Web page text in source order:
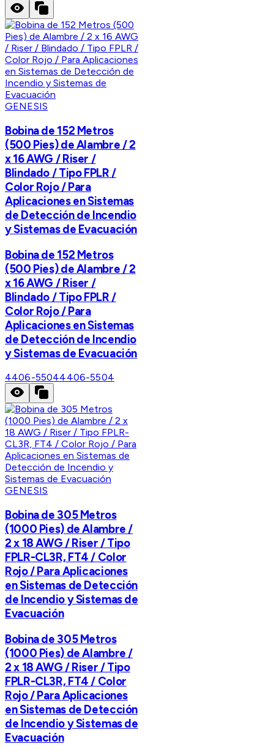
GENESIS
Bobina de 152 Metros
(500 Pies) de Alambre / 2
x 16 AWG / Riser /
Blindado / Tipo FPLR /
Color Rojo / Para
Aplicaciones en Sistemas
de Detección de Incendio
y Sistemas de Evacuación
Bobina de 152 Metros
(500 Pies) de Alambre / 2
x 16 AWG / Riser /
Blindado / Tipo FPLR /
Color Rojo / Para
Aplicaciones en Sistemas
de Detección de Incendio
y Sistemas de Evacuación
4406-55044406-5504
GENESIS
Bobina de 305 Metros
(1000 Pies) de Alambre /
2 x 18 AWG / Riser / Tipo
FPLR-CL3R, FT4 / Color
Rojo / Para Aplicaciones
en Sistemas de Detección
de Incendio y Sistemas de
Evacuación
Bobina de 305 Metros
(1000 Pies) de Alambre /
2 x 18 AWG / Riser / Tipo
FPLR-CL3R, FT4 / Color
Rojo / Para Aplicaciones
en Sistemas de Detección
de Incendio y Sistemas de
Evacuación